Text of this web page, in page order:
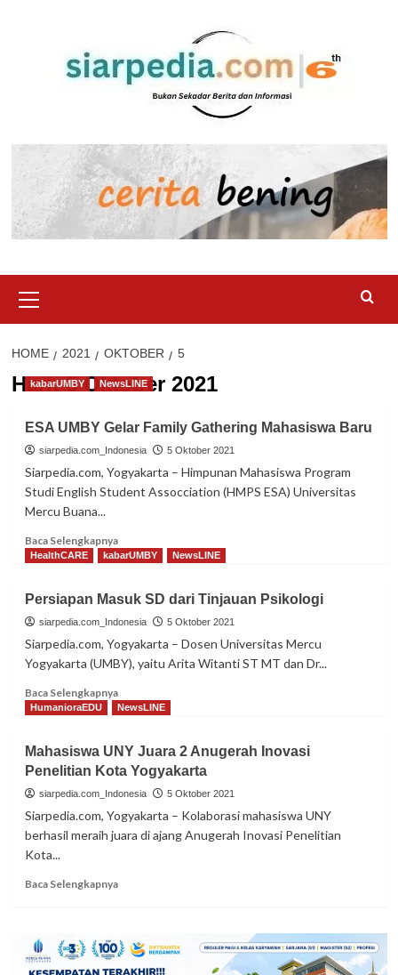
Menu
HOME 2021 OKTOBER 5
Hari:5 Oktober 2021
kabarUMBY NewsLINE
ESA UMBY Gelar Family Gathering Mahasiswa Baru
siarpedia.com_Indonesia 5 Oktober 2021
Siarpedia.com, Yogyakarta – Himpunan Mahasiswa Program
Studi English Student Assocciation (HMPS ESA) Universitas
Mercu Buana...
Baca SelengkapnyaRead
more
UMBY
Gelar
Family
Gathering
Mahasiswa
Baru
HealthCARE kabarUMBY NewsLINE
Persiapan Masuk SD dari Tinjauan Psikologi
siarpedia.com_Indonesia 5 Oktober 2021
Siarpedia.com, Yogyakarta – Dosen Universitas Mercu
Yogyakarta (UMBY), yaitu Arita Witanti ST MT dan Dr...
Baca SelengkapnyaRead
more
Masuk
SD
dari
Tinjauan
Psikologi
HumanioraEDU NewsLINE
Mahasiswa UNY Juara 2 Anugerah Inovasi
Penelitian Kota Yogyakarta
siarpedia.com_Indonesia 5 Oktober 2021
Siarpedia.com, Yogyakarta – Kolaborasi mahasiswa UNY
berhasil meraih juara di ajang Anugerah Inovasi Penelitian
Kota...
Baca SelengkapnyaRead
UNY
Juara